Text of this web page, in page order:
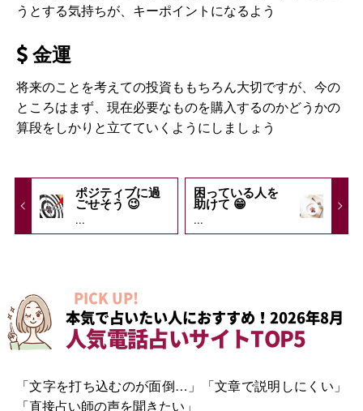
うとする気持ちが、キーポイントになるよう
金運
将来のことを考えての投資ももちろん大切ですが、今の
ところはまず、現在必要なものを購入するのかどうかの
算段をしかりと立てていくようにしましょう
ポジティブに過
ごせそう 😉
...
困っている人を
助けて 😁
...
PICK UP!
本気で占いたい人におすすめ！2026年8月
人気電話占いサイトTOP5
「文字を打ち込むのが面倒…」「文章で説明しにくい」
「直接占い師の声を聞きたい」